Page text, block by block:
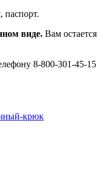
паспорт.
виде. Вам остается
8-800-301-45-15
крюк